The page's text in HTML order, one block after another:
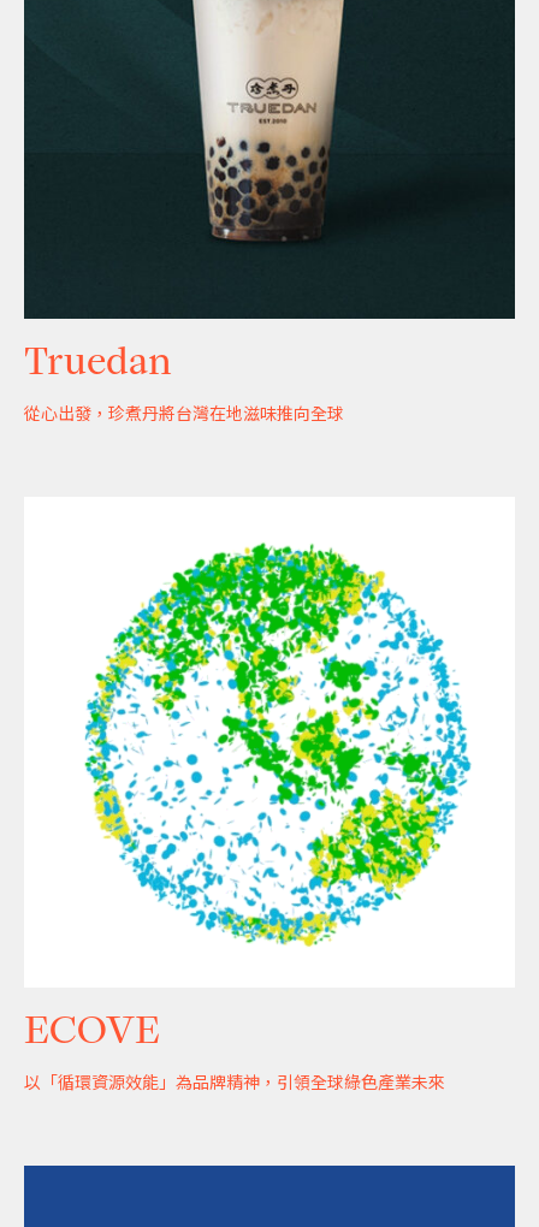
Truedan
從心出發，珍煮丹將台灣在地滋味推向全球
ECOVE
以「循環資源效能」為品牌精神，引領全球綠色產業未來